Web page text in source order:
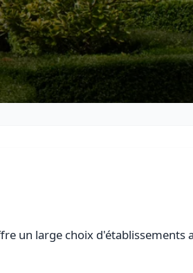
un large choix d'établissements